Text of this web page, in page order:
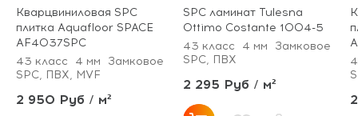
Кварцвиниловая SPC
плитка Aquafloor SPACE
AF4037SPC
43 класс
4 мм
Замковое
SPC, ПВХ, MVF
2 950 Руб / м²
SPC ламинат Tulesna
Ottimo Costante 1004-5
43 класс
4 мм
Замковое
SPC, ПВХ
2 295 Руб / м²